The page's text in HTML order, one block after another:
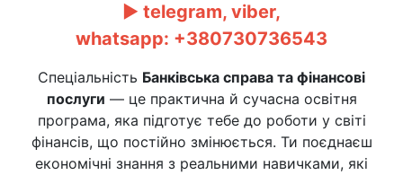
► telegram, viber,
whatsapp: +380730736543
Спеціальність Банківська справа та фінансові
послуги — це практична й сучасна освітня
програма, яка підготує тебе до роботи у світі
фінансів, що постійно змінюється. Ти поєднаєш
економічні знання з реальними навичками, які